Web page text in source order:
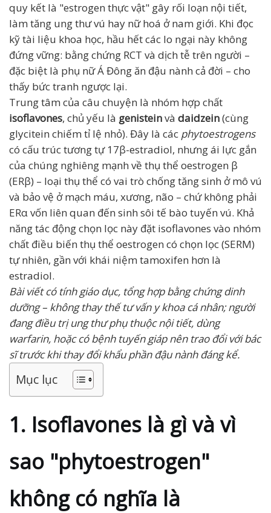
quy kết là "estrogen thực vật" gây rối loạn nội tiết,
làm tăng ung thư vú hay nữ hoá ở nam giới. Khi đọc
kỹ tài liệu khoa học, hầu hết các lo ngại này không
đứng vững: bằng chứng RCT và dịch tễ trên người –
đặc biệt là phụ nữ Á Đông ăn đậu nành cả đời – cho
thấy bức tranh ngược lại.
Trung tâm của câu chuyện là nhóm hợp chất
isoflavones, chủ yếu là genisteinvà daidzein(cùng
glycitein chiếm tỉ lệ nhỏ). Đây là các phytoestrogens
có cấu trúc tương tự 17β-estradiol, nhưng ái lực gắn
của chúng nghiêng mạnh về thụ thể oestrogen β
(ERβ) – loại thụ thể có vai trò chống tăng sinh ở mô vú
và bảo vệ ở mạch máu, xương, não – chứ không phải
ERα vốn liên quan đến sinh sôi tế bào tuyến vú. Khả
năng tác động chọn lọc này đặt isoflavones vào nhóm
chất điều biến thụ thể oestrogen có chọn lọc (SERM)
tự nhiên, gần với khái niệm tamoxifen hơn là
estradiol.
Bài viết có tính giáo dục, tổng hợp bằng chứng dinh
dưỡng – không thay thế tư vấn y khoa cá nhân; người
đang điều trị ung thư phụ thuộc nội tiết, dùng
warfarin, hoặc có bệnh tuyến giáp nên trao đổi với bác
sĩ trước khi thay đổi khẩu phần đậu nành đáng kể.
Mục lục
1. Isoflavones là gì và vì
sao "phytoestrogen"
không có nghĩa là